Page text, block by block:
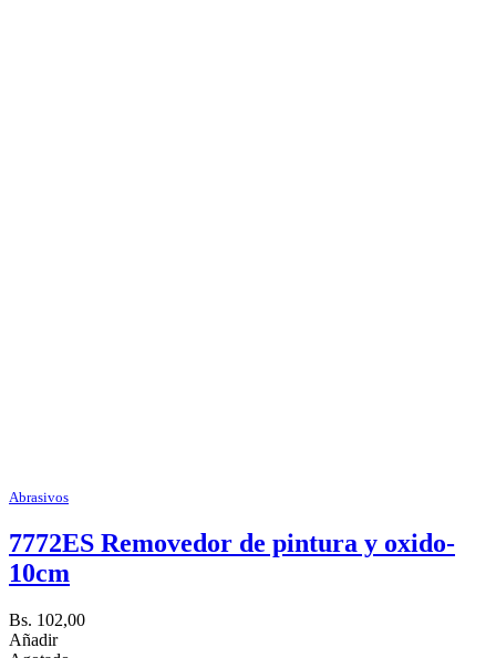
Abrasivos
7772ES Removedor de pintura y oxido-
10cm
Bs. 102,00
Añadir